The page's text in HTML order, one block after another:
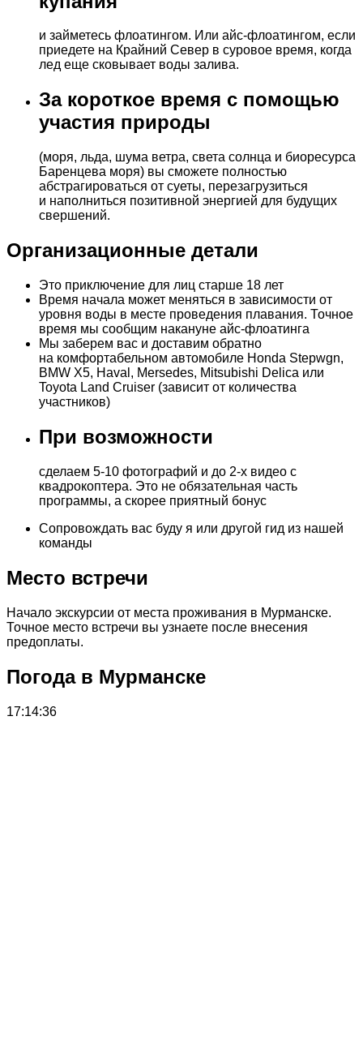
и займетесь флоатингом. Или айс-флоатингом, если
приедете на Крайний Север в суровое время, когда
лед еще сковывает воды залива.
За короткое время с помощью
участия природы
(моря, льда, шума ветра, света солнца и биоресурса
Баренцева моря) вы сможете полностью
абстрагироваться от суеты, перезагрузиться
и наполниться позитивной энергией для будущих
свершений.
Организационные детали
Это приключение для лиц старше 18 лет
Время начала может меняться в зависимости от
уровня воды в месте проведения плавания. Точное
время мы сообщим накануне айс-флоатинга
Мы заберем вас и доставим обратно
на комфортабельном автомобиле Honda Stepwgn,
BMW X5, Haval, Mersedes, Mitsubishi Delica или
Toyota Land Cruiser (зависит от количества
участников)
При возможности
сделаем 5-10 фотографий и до 2-х видео с
квадрокоптера. Это не обязательная часть
программы, а скорее приятный бонус
Сопровождать вас буду я или другой гид из нашей
команды
Место встречи
Начало экскурсии от места проживания в Мурманске.
Точное место встречи вы узнаете после внесения
предоплаты.
Погода в Мурманске
17:14:36